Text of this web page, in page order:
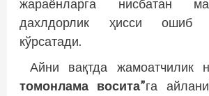
жараёнларга нисбатан
дахлдорлик ҳисси ошиб
кўрсатади.
Айни вақтда жамоатчилик
томонлама восита”га